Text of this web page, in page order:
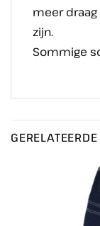
meer
zijn.
Sommige